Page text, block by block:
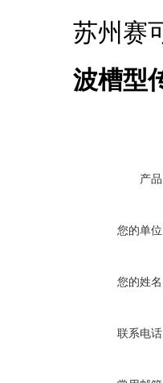
苏州赛
波槽型
产
您的单
您的姓
联系电